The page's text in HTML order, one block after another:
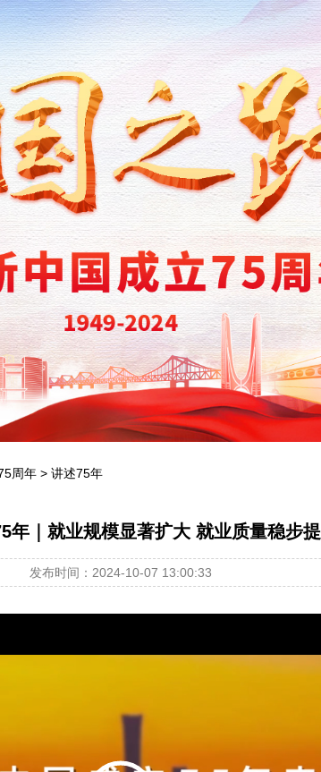
周年 > 讲述75年
年｜就业规模显著扩大 就业质量稳步
发布时间：2024-10-07 13:00:33